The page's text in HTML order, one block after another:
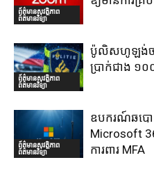
ព័ត៌មានសុវត្ថិភាព
ព័ត៌មានវិទ្យា
ព័ត៌មានសុវត្ថិភាព
ព័ត៌មានវិទ្យា
ប៉ូលិសហូឡង់ច
ប្រាក់ជាង ១
ព័ត៌មានសុវត្ថិភាព
ព័ត៌មានវិទ្យា
ឧបករណ៍ឆប
Microsoft
ការពារ MFA